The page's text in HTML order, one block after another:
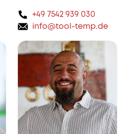
+49 7542 939 030
info@tool-temp.de